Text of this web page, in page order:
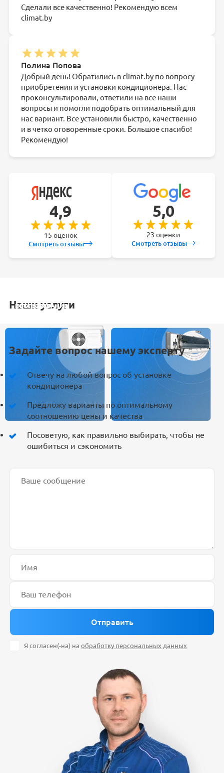
Сделали все качественно! Рекомендую всем
climat.by
Полина Попова
Добрый день! Обратились в climat.by по вопросу
приобретения и установки кондиционера. Нас
проконсультировали, ответили на все наши
вопросы и помогли подобрать оптимальный для
нас вариант. Все установили быстро, качественно
и в четко оговоренные сроки. Большое спасибо!
Рекомендую!
4,9
15 оценок
Смотреть отзывы
5,0
23 оценки
Смотреть отзывы
Наши услуги
УСТАНОВКА
ОБСЛУЖИВАНИЕ
Задайте вопрос нашему эксперту
Отвечу на любой вопрос об установке
кондиционера
Предложу варианты по оптимальному
соотношению цены и качества
Посоветую, как правильно выбирать, чтобы не
ошибиться и сэкономить
Я согласен(-на) наобработку персональных данных